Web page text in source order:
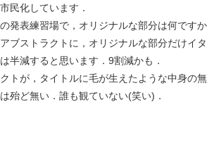
民化しています．
発表練習場で，オリジナルな部分は何です
ブストラクトに，オリジナルな部分だけイ
半減すると思います．9割減かも．
トが，タイトルに毛が生えたような中身の
殆ど無い．誰も観ていない(笑い)．